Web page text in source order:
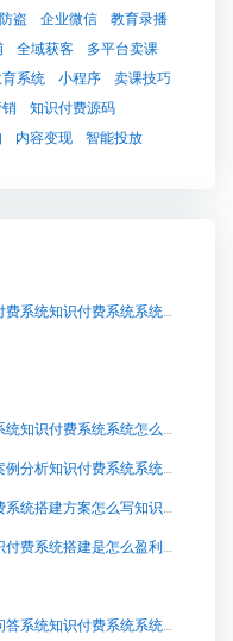
盗 企业微信
教育录播
全域获客
多平台卖课
系统 小程序
卖课技巧
知识付费源码
内容变现 智能投放
浙江在线知识付费系统【浙江在线知识付费系统知识付费系统系统怎么制作，知识付费系统搭建使用教程】
怎么做知识付费系统【怎么做知识付费系统知识付费系统系统怎么制作，知识付费系统搭建使用教程】
知识付费系统案例分析【知识付费系统案例分析知识付费系统系统怎么制作，知识付费系统搭建使用教程】
知识付费系统搭建方案怎么写【知识付费系统搭建方案怎么写知识付费系统系统怎么制作，知识付费系统搭建使用教程】
知识付费系统搭建是怎么盈利的呀【知识付费系统搭建是怎么盈利的呀知识付费系统系统怎么制作，知识付费系统搭建使用教程】
河南付费知识问答系统【河南付费知识问答系统知识付费系统系统怎么制作，知识付费系统搭建使用教程】